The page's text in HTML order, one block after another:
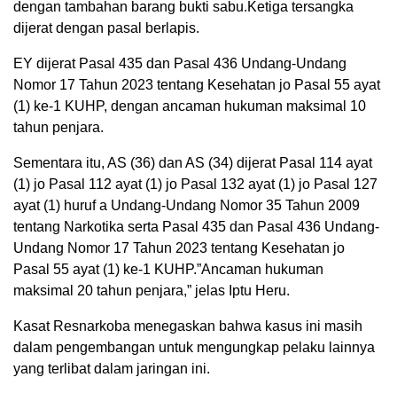
dengan tambahan barang bukti sabu.Ketiga tersangka
dijerat dengan pasal berlapis.
EY dijerat Pasal 435 dan Pasal 436 Undang-Undang
Nomor 17 Tahun 2023 tentang Kesehatan jo Pasal 55 ayat
(1) ke-1 KUHP, dengan ancaman hukuman maksimal 10
tahun penjara.
Sementara itu, AS (36) dan AS (34) dijerat Pasal 114 ayat
(1) jo Pasal 112 ayat (1) jo Pasal 132 ayat (1) jo Pasal 127
ayat (1) huruf a Undang-Undang Nomor 35 Tahun 2009
tentang Narkotika serta Pasal 435 dan Pasal 436 Undang-
Undang Nomor 17 Tahun 2023 tentang Kesehatan jo
Pasal 55 ayat (1) ke-1 KUHP.”Ancaman hukuman
maksimal 20 tahun penjara,” jelas Iptu Heru.
Kasat Resnarkoba menegaskan bahwa kasus ini masih
dalam pengembangan untuk mengungkap pelaku lainnya
yang terlibat dalam jaringan ini.